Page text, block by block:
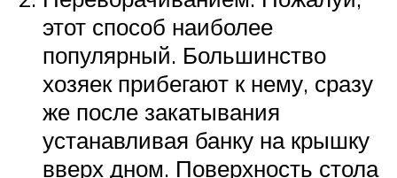
этот способ наиболее
популярный. Большинство
хозяек прибегают к нему, сразу
же после закатывания
устанавливая банку на крышку
вверх дном. Поверхность стола